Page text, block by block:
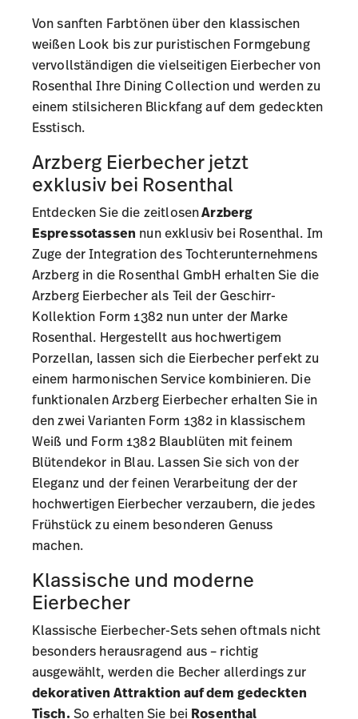
Von sanften Farbtönen über den klassischen
weißen Look bis zur puristischen Formgebung
vervollständigen die vielseitigen Eierbecher von
Rosenthal Ihre Dining Collectionund werden zu
einem stilsicheren Blickfang auf dem gedeckten
Esstisch.
Arzberg Eierbecher jetzt
exklusiv bei Rosenthal
Entdecken Sie die zeitlosenArzberg
Espressotassen nun exklusiv bei Rosenthal. Im
Zuge der Integration des Tochterunternehmens
Arzberg in die Rosenthal GmbH erhalten Sie die
Arzberg Eierbecher als Teil der Geschirr-
Kollektion Form 1382 nun unter der Marke
Rosenthal. Hergestellt aus hochwertigem
Porzellan, lassen sich die Eierbecher perfekt zu
einem harmonischen Service kombinieren. Die
funktionalen Arzberg Eierbecher erhalten Sie in
den zwei Varianten Form 1382 in klassischem
Weiß und Form 1382 Blaublüten mit feinem
Blütendekor in Blau. Lassen Sie sich von der
Eleganz und der feinen Verarbeitung der der
hochwertigen Eierbecher verzaubern, die jedes
Frühstück zu einem besonderen Genuss
machen.
Klassische und moderne
Eierbecher
Klassische Eierbecher-Sets sehen oftmals nicht
besonders herausragend aus – richtig
ausgewählt, werden die Becher allerdings zur
dekorativen Attraktion auf dem gedeckten
Tisch. So erhalten Sie bei Rosenthal